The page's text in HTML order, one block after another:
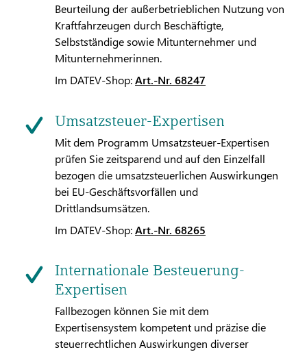
Beurteilung der außerbetrieblichen Nutzung von
Kraftfahrzeugen durch Beschäftigte,
Selbstständige sowie Mitunternehmer und
Mitunternehmerinnen.
Im DATEV-Shop:Art.-Nr. 68247
Umsatzsteuer-Expertisen
Mit dem Programm Umsatzsteuer-Expertisen
prüfen Sie zeitsparend und auf den Einzelfall
bezogen die umsatzsteuerlichen Auswirkungen
bei EU-Geschäftsvorfällen und
Drittlandsumsätzen.
Im DATEV-Shop:Art.-Nr. 68265
Internationale Besteuerung-
Expertisen
Fallbezogen können Sie mit dem
Expertisensystem kompetent und präzise die
steuerrechtlichen Auswirkungen diverser